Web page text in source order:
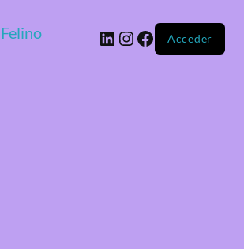
Acceder